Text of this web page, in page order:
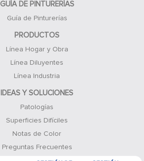
GUÍA DE PINTURERÍAS
Guía de Pinturerías
PRODUCTOS
Línea Hogar y Obra
Línea Diluyentes
Línea Industria
IDEAS Y SOLUCIONES
Patologías
Superficies Difíciles
Notas de Color
Preguntas Frecuentes